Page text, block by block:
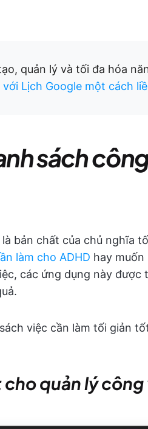
quản lý và tối đa hóa
Lịch Google một cách
sách
bản chất của chủ nghĩa
làm cho ADHD hay
các ứng dụng này được
việc cần làm tối giản
cho quản lý